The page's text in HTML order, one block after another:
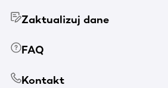
Zaktualizuj dane
FAQ
Kontakt